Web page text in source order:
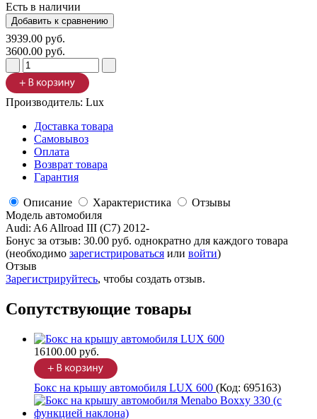
Есть в наличии
3939.00 руб.
3600.00 руб.
Производитель: Lux
Доставка товара
Самовывоз
Оплата
Возврат товара
Гарантия
Описание Характеристика
Отзывы
Модель автомобиля
Audi: A6 Allroad III (C7) 2012-
Бонус за отзыв: 30.00 руб. однократно для каждого товара
(необходимо зарегистрироваться или войти)
Отзыв
Зарегистрируйтесь, чтобы создать отзыв.
Сопутствующие товары
16100.00 руб.
Бокс на крышу автомобиля LUX 600 (Код: 695163)